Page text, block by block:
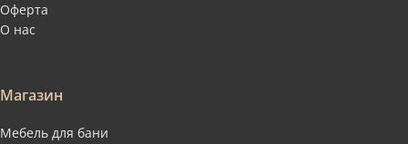
Оферта
О нас
Магазин
Мебель для бани